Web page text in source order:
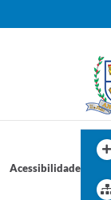
Acessibilidade